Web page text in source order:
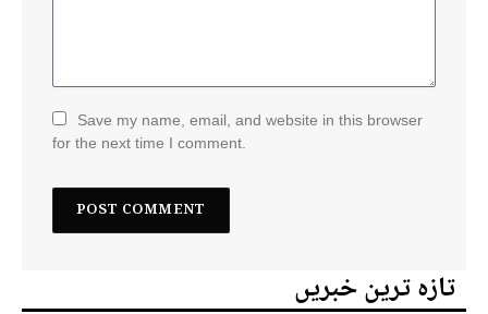
Save my name, email, and website in this browser
for the next time I comment.
تازہ ترین خبریں